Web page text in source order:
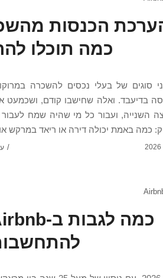
כמה תוכלו
סוגים של בעלי נכסים להשכרה
בדיעבד. ואלה שחישבו קודם,
השנייה, ועבור כל מי שהיה שמח
כמה באמת יכולה דירה או ריאד במרקש
/
להתחשבות